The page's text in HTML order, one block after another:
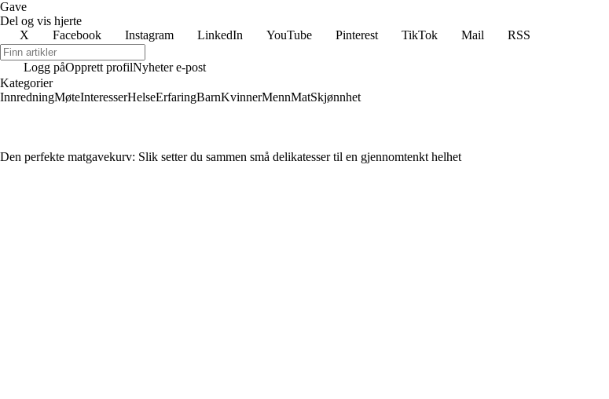
Gave
Del og vis hjerte
X
Facebook Instagram LinkedIn YouTube Pinterest TikTok Mail RSS
Logg påOpprett profilNyheter e-post
Kategorier
InnredningMøteInteresserHelseErfaringBarnKvinnerMennMatSkjønnhet
Den perfekte matgavekurv: Slik setter du sammen små delikatesser til en gjennomtenkt helhet